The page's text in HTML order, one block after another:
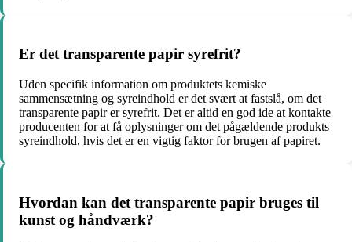
Er det transparente papir syrefrit?
Uden specifik information om produktets kemiske
sammensætning og syreindhold er det svært at fastslå, om det
transparente papir er syrefrit. Det er altid en god ide at kontakte
producenten for at få oplysninger om det pågældende produkts
syreindhold, hvis det er en vigtig faktor for brugen af ​​papiret.
Hvordan kan det transparente papir bruges til
kunst og håndværk?